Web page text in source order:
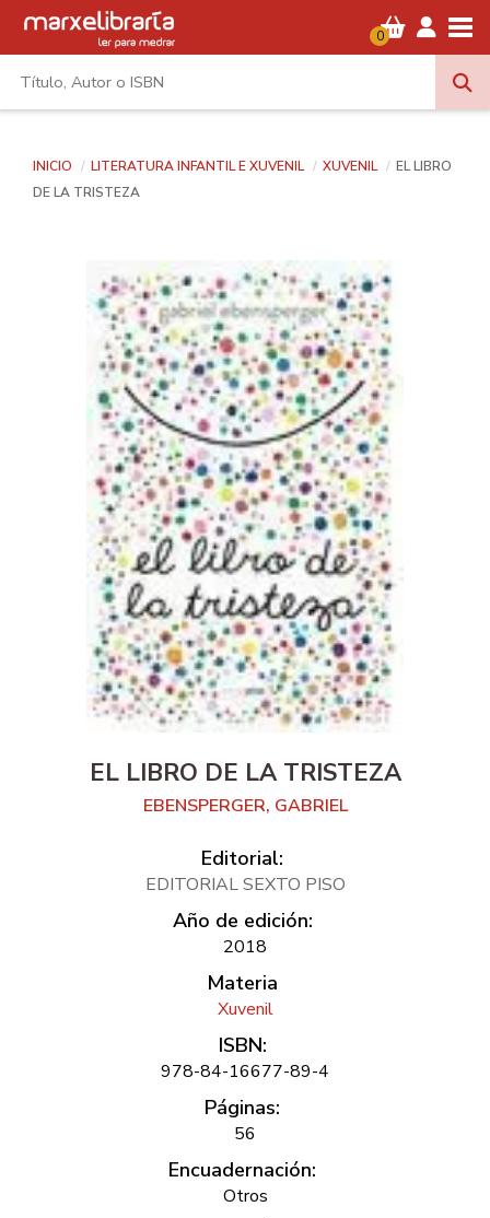
0
INICIO LITERATURA INFANTIL E XUVENIL XUVENIL
EL LIBRO
DE LA TRISTEZA
EL LIBRO DE LA TRISTEZA
EBENSPERGER, GABRIEL
Editorial:
EDITORIAL SEXTO PISO
Año de edición:
2018
Materia
Xuvenil
ISBN:
978-84-16677-89-4
Páginas:
56
Encuadernación:
Otros